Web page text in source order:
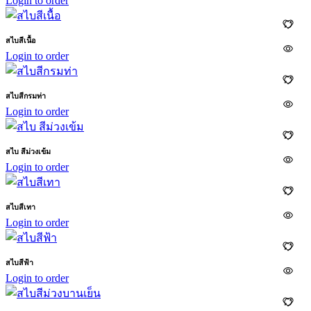
สไบสีเนื้อ
Login to order
สไบสีกรมท่า
Login to order
สไบ สีม่วงเข้ม
Login to order
สไบสีเทา
Login to order
สไบสีฟ้า
Login to order